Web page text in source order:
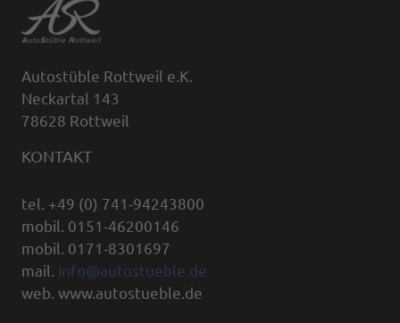
Autostüble Rottweil e.K.
Neckartal 143
78628 Rottweil
KONTAKT
tel. +49 (0) 741-94243800
mobil. 0151-46200146
mobil. 0171-8301697
mail. info@autostueble.de
web. www.autostueble.de